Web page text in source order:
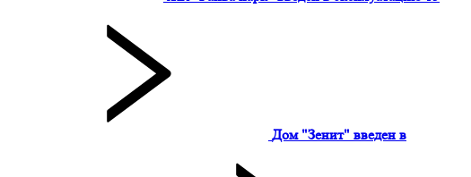
Дом "Зенит" введен в